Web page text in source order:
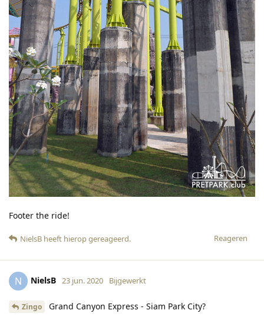
Footer the ride!
Reageren
NielsB heeft hierop gereageerd.
N NielsB 23 jun. 2020 Bijgewerkt
Zingo Grand Canyon Express - Siam Park City?